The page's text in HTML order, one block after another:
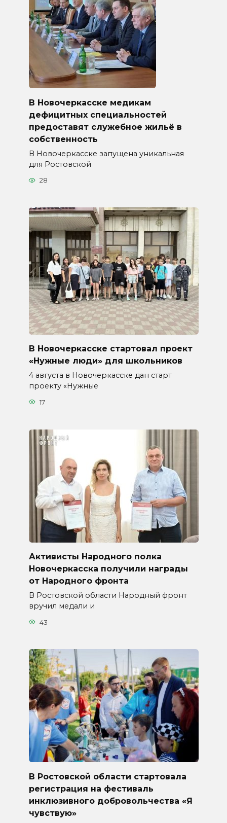
В Новочеркасске медикам
дефицитных специальностей
предоставят служебное жильё в
собственность
В Новочеркасске запущена уникальная
для Ростовской
28
В Новочеркасске стартовал проект
«Нужные люди» для школьников
4 августа в Новочеркасске дан старт
проекту «Нужные
17
Активисты Народного полка
Новочеркасска получили награды
от Народного фронта
В Ростовской области Народный фронт
вручил медали и
43
В Ростовской области стартовала
регистрация на фестиваль
инклюзивного добровольчества «Я
чувствую»